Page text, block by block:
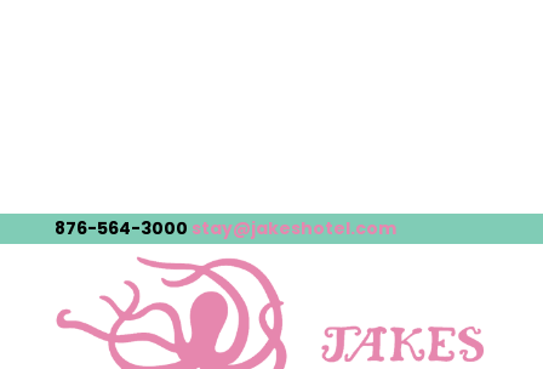
876-564-3000 stay@jakeshotel.com